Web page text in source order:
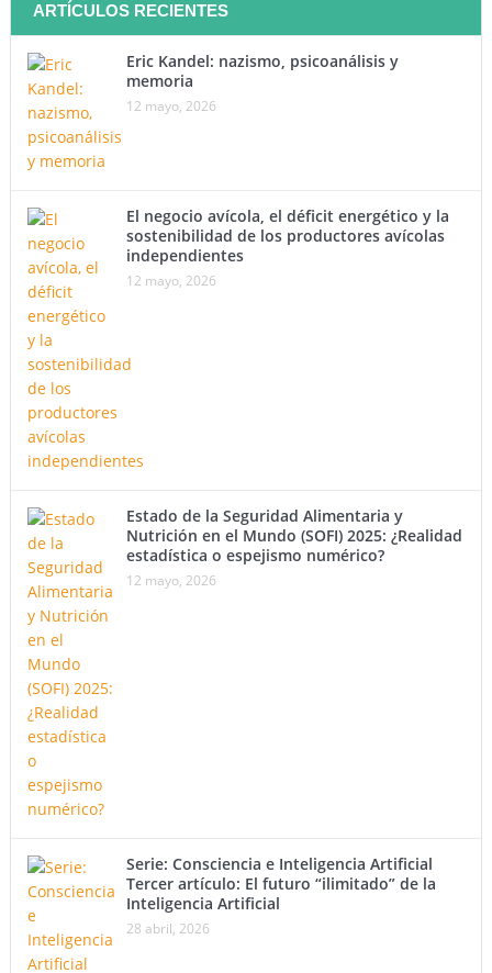
ARTÍCULOS RECIENTES
Eric Kandel: nazismo, psicoanálisis y
memoria
12 mayo, 2026
El negocio avícola, el déficit energético y la
sostenibilidad de los productores avícolas
independientes
12 mayo, 2026
Estado de la Seguridad Alimentaria y
Nutrición en el Mundo (SOFI) 2025: ¿Realidad
estadística o espejismo numérico?
12 mayo, 2026
Serie: Consciencia e Inteligencia Artificial
Tercer artículo: El futuro “ilimitado” de la
Inteligencia Artificial
28 abril, 2026